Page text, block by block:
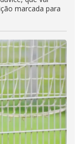
marcada para